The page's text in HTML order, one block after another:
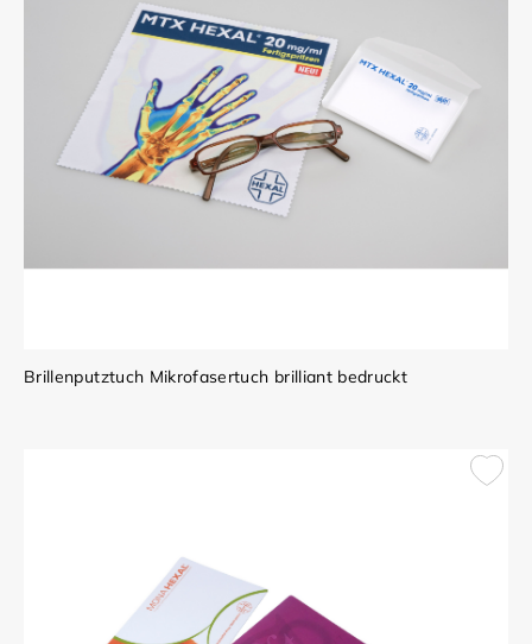
Brillenputztuch Mikrofasertuch brilliant bedruckt